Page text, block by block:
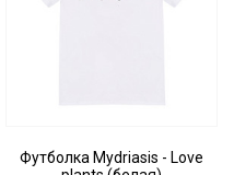
Футболка Mydriasis - Love